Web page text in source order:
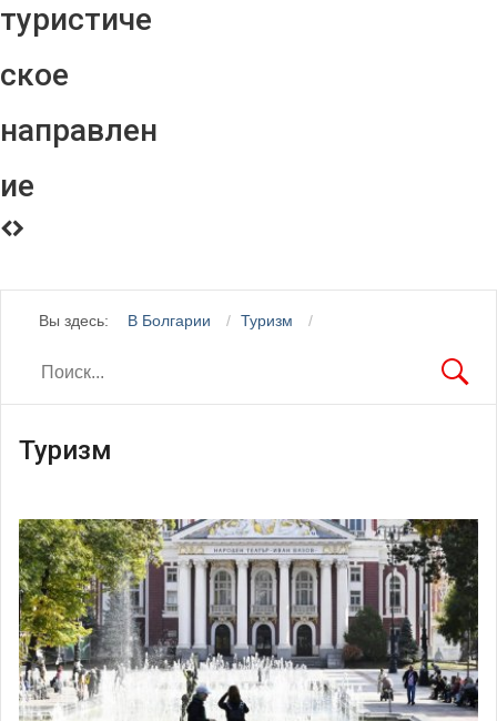
туристиче
ское
направлен
ие
Вы здесь: В Болгарии Туризм
Туризм